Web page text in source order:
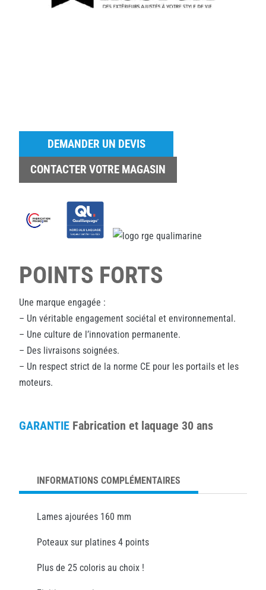
DEMANDER UN DEVIS
CONTACTER VOTRE MAGASIN
POINTS FORTS
Une marque engagée :
– Un véritable engagement sociétal et environnemental.
– Une culture de l’innovation permanente.
– Des livraisons soignées.
– Un respect strict de la norme CE pour les portails et les
moteurs.
GARANTIE Fabrication et laquage 30 ans
INFORMATIONS COMPLÉMENTAIRES
Lames ajourées 160 mm
Poteaux sur platines 4 points
Plus de 25 coloris au choix !